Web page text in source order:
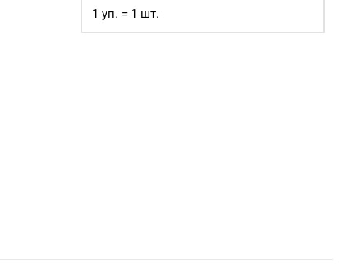
1 уп. = 1 шт.